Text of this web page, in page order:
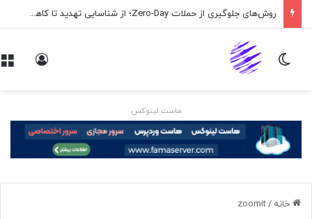
روش‌های جلوگیری از حملات Zero-Day؛ از شناسایی تهدید تا کاهش ریسک
تغییر پوسته
هاست لینوکس
خانه /
zoomit